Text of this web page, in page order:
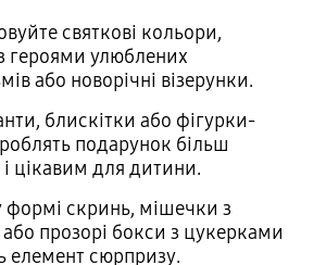
святкові кольори,
героями улюблених
або новорічні візерунки.
блискітки або фігурки-
подарунок більш
цікавим для дитини.
формі скринь, мішечки з
прозорі бокси з цукерками
елемент сюрпризу.